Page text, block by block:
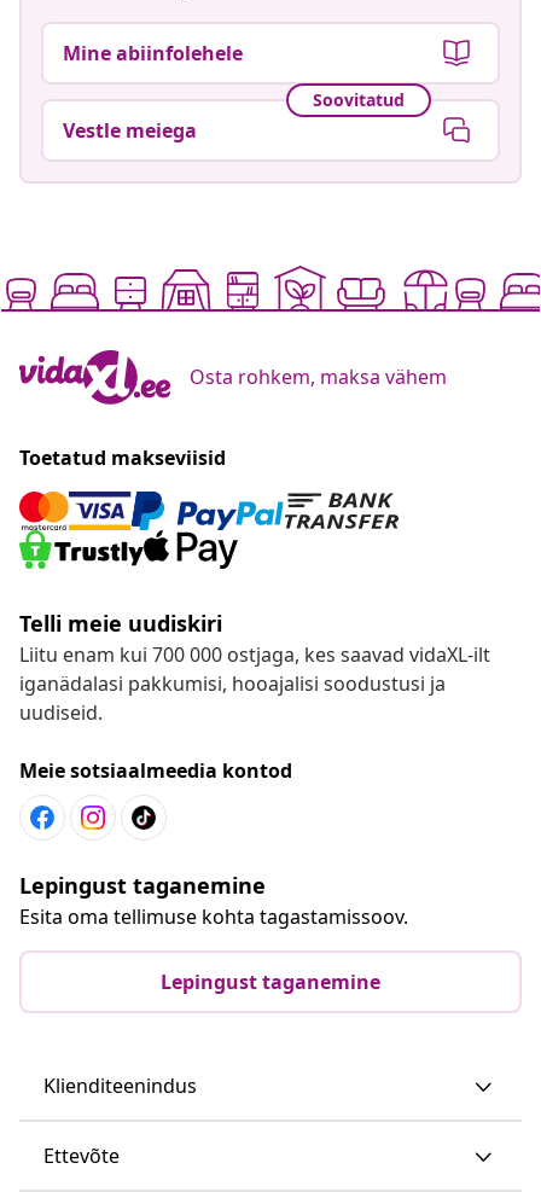
Mine abiinfolehele
Soovitatud
Vestle meiega
Osta rohkem, maksa vähem
Toetatud makseviisid
Telli meie uudiskiri
Liitu enam kui 700 000 ostjaga, kes saavad vidaXL-ilt
iganädalasi pakkumisi, hooajalisi soodustusi ja
uudiseid.
Meie sotsiaalmeedia kontod
Lepingust taganemine
Esita oma tellimuse kohta tagastamissoov.
Lepingust taganemine
Klienditeenindus
Ettevõte